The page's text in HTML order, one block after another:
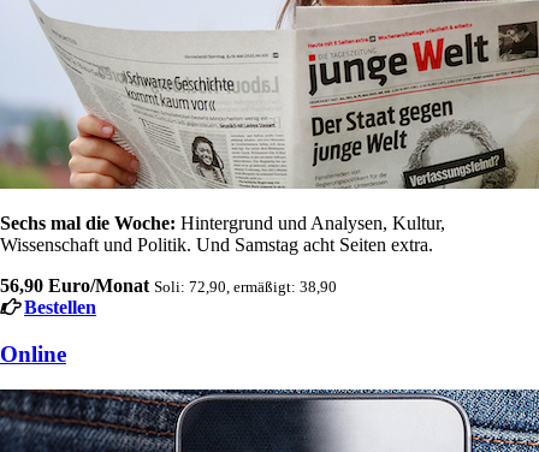
Sechs mal die Woche: Hintergrund und Analysen, Kultur,
Wissenschaft und Politik. Und Samstag acht Seiten extra.
56,90 Euro/Monat Soli: 72,90, ermäßigt: 38,90
Bestellen
Online